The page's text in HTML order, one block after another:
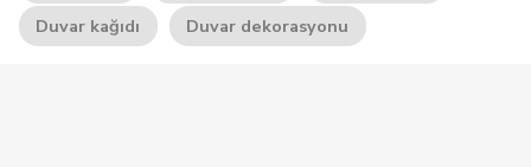
Duvar kağıdı
Duvar dekorasyonu